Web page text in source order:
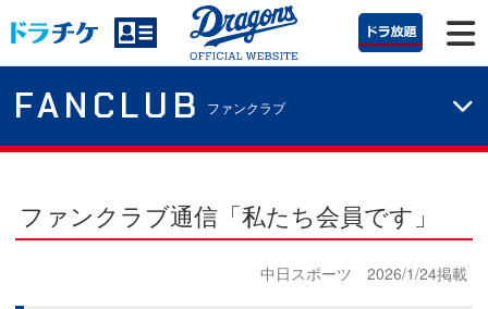
FANCLUB ファンクラブ
ファンクラブ通信「私たち会員です」
中日スポーツ 2026/1/24掲載